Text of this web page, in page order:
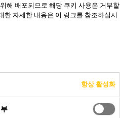
해 배포되므로 해당 쿠키 사용은 거부할
한 자세한 내용은 이 링크를 참조하십시
항상 활성화